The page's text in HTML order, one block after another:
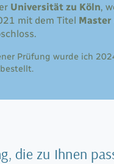
Universität zu Köln,
mit dem Titel Master
Prüfung wurde ich
die zu Ihnen